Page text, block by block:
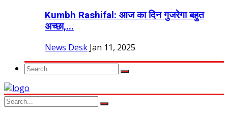
Kumbh Rashifal: आज का दिन गुजरेगा बहुत
अच्छा,...
News Desk Jan 11, 2025